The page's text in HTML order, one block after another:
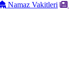
Namaz Vakitleri